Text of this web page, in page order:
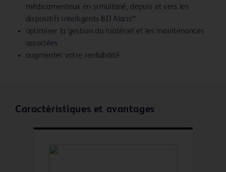
médicamenteux en simultané, depuis et vers les
dispositifs intelligents BD Alaris™
optimiser la gestion du matériel et les maintenances
associées
augmenter votre rentabilité
Caractéristiques et avantages